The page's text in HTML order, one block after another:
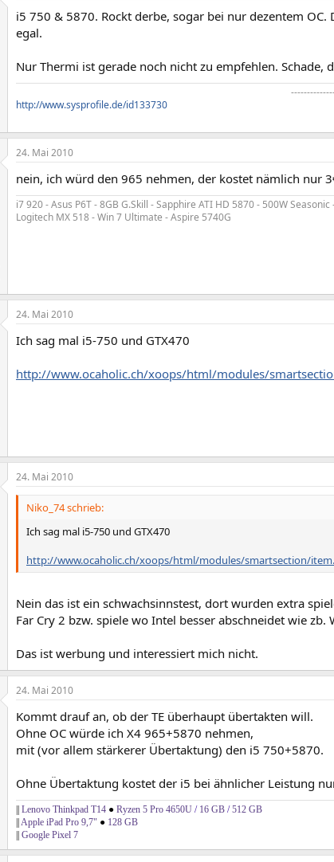
i5 750 & 5870. Rockt derbe, sogar bei nur dezentem
egal.
Nur Thermi ist gerade noch nicht zu empfehlen. Schade,
http://www.sysprofile.de/id133730
24. Mai 2010
nein, ich würd den 965 nehmen, der kostet nämlich nur
i7 920 - Asus P6T - 8GB G.Skill - Sapphire ATI HD 5870 - 500W
Logitech MX 518 - Win 7 Ultimate - Aspire 5740G
24. Mai 2010
Ich sag mal i5-750 und GTX470
http://www.ocaholic.ch/xoops/html/modules/
24. Mai 2010
Niko_74 schrieb:
Ich sag mal i5-750 und GTX470
http://www.ocaholic.ch/xoops/html/modules/smartsection/
Nein das ist ein schwachsinnstest, dort wurden extra
Far Cry 2 bzw. spiele wo Intel besser abschneidet wie zb.
Das ist werbung und interessiert mich nicht.
24. Mai 2010
Kommt drauf an, ob der TE überhaupt übertakten will.
Ohne OC würde ich X4 965+5870 nehmen,
mit (vor allem stärkerer Übertaktung) den i5 750+5870.
Ohne Übertaktung kostet der i5 bei ähnlicher Leistung
Lenovo Thinkpad T14 ● Ryzen 5 Pro 4650U / 16 GB /512 GB
Apple iPad Pro 9,7" ● 128 GB
Google Pixel 7